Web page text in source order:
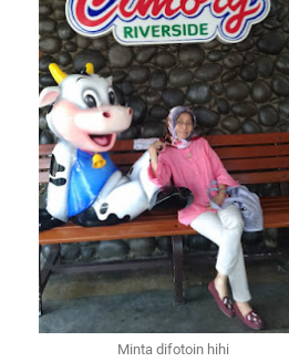
Minta difotoin hihi